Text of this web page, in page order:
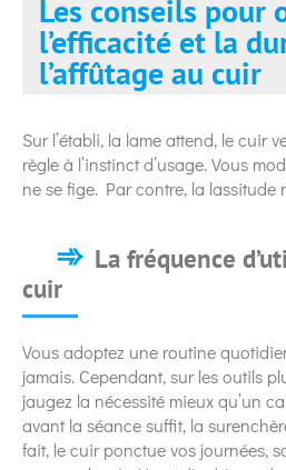
Les conseils pour
l’efficacité et la
l’affûtage au cuir
Sur l’établi, la lame attend, le cuir
règle à l’instinct d’usage. Vous
ne se fige. Par contre, la lassitude
La fréquence
cuir
Vous adoptez une routine
jamais. Cependant, sur les outils
jaugez la nécessité mieux qu’un
avant la séance suffit, la
fait, le cuir ponctue vos journées,